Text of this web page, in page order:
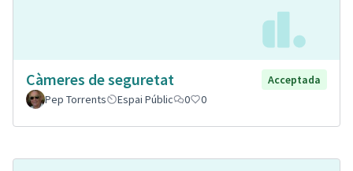
Càmeres de seguretat
Acceptada
Pep Torrents
Espai Públic 0 0